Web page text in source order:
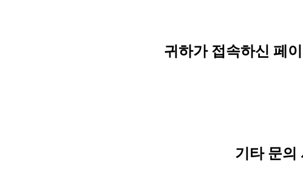
귀하가 접속하신 페
기타 문의